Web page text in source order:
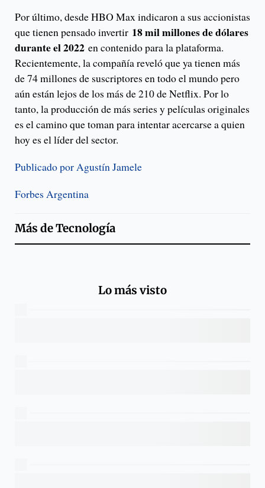
Por último, desde HBO Max indicaron a sus accionistas
que tienen pensado invertir 18 mil millones de dólares
durante el 2022 en contenido para la plataforma.
Recientemente, la compañía reveló que ya tienen más
de 74 millones de suscriptores en todo el mundo pero
aún están lejos de los más de 210 de Netflix. Por lo
tanto, la producción de más series y películas originales
es el camino que toman para intentar acercarse a quien
hoy es el líder del sector.
Publicado por Agustín Jamele
Forbes Argentina
Más deTecnología
Lo más visto